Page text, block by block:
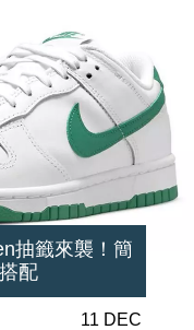
抽籤來襲！簡
配
11 DEC